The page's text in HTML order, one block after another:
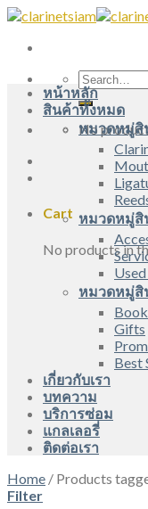
Skip
content
Search
for:
No
Cart
No products in
หน้าหลัก
สินค้าทั้งหมด
หมวดหมู่สิ
หมวดหมู่สิ
หมวดหมู่สิ
Gifts
Best
เกี่ยวกับเรา
บทความ
บริการซ่อม
แกลเลอรี่
ติดต่อเรา
Home / Products
Filter